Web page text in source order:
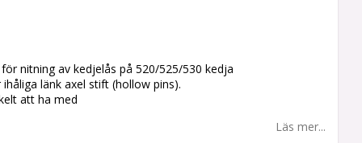
nitning av kedjelås på 520/525/530 kedja
länk axel stift (hollow pins).
att ha med
Läs mer...